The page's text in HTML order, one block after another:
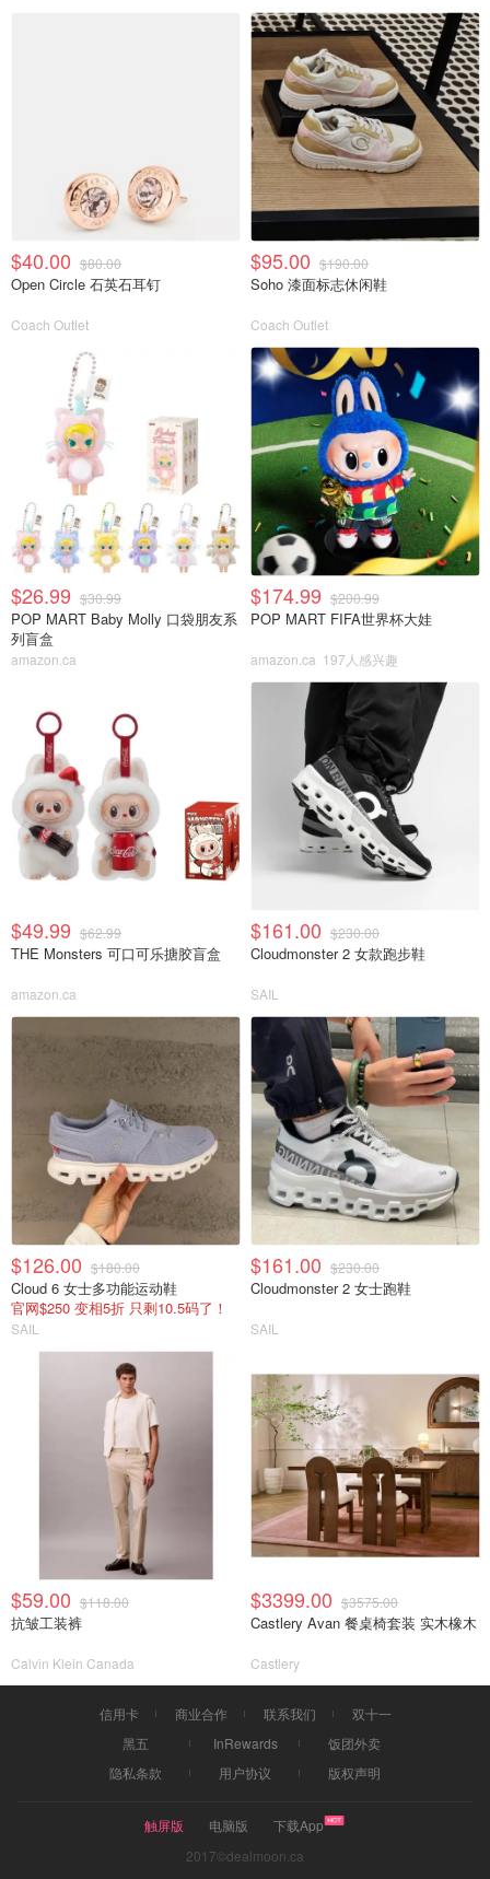
$40.00 $80.00
Open Circle 石英石耳钉
Coach Outlet
$95.00 $190.00
Soho 漆面标志休闲鞋
Coach Outlet
$26.99 $30.99
POP MART Baby Molly 口袋朋友系
列盲盒
amazon.ca
$174.99 $200.99
POP MART FIFA世界杯大娃
amazon.ca 197人感兴趣
$49.99 $62.99
THE Monsters 可口可乐搪胶盲盒
amazon.ca
$161.00 $230.00
Cloudmonster 2 女款跑步鞋
SAIL
$126.00 $180.00
Cloud 6 女士多功能运动鞋
官网$250 变相5折 只剩10.5码了！
SAIL
$161.00 $230.00
Cloudmonster 2 女士跑鞋
SAIL
$59.00 $118.00
抗皱工装裤
Calvin Klein Canada
$3399.00 $3575.00
Castlery Avan 餐桌椅套装 实木橡木
Castlery
信用卡 商业合作 联系我们
双十一
黑五
InRewards
饭团外卖
隐私条款
用户协议 版权声明
触屏版 电脑版
下载App
2017©dealmoon.ca